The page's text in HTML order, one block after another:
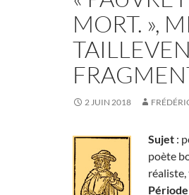
MORT. »,
2 JUIN 2018
Sujet :
poète
réaliste,